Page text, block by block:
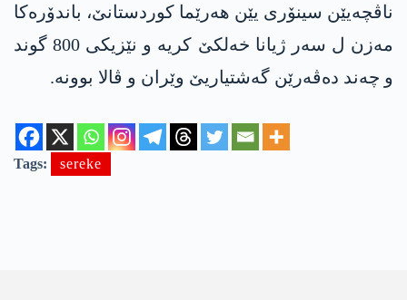
ناڤچەیێن سینۆری یێن ھەرێما کوردستانێ، باندۆرەکا
مەزن ل سەر ژیانا خەلکێ کریە و نێزیکی 800 گوند
و چەند دەڤەرێن گەشتیاریێ وێران و ڤالا بوونە.
Tags: sereke